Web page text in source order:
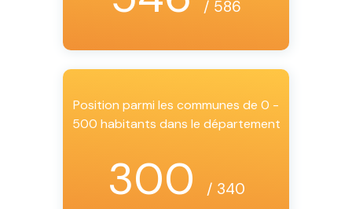
/ 586
Position parmi les communes de 0 -
500 habitants dans le département
300 / 340